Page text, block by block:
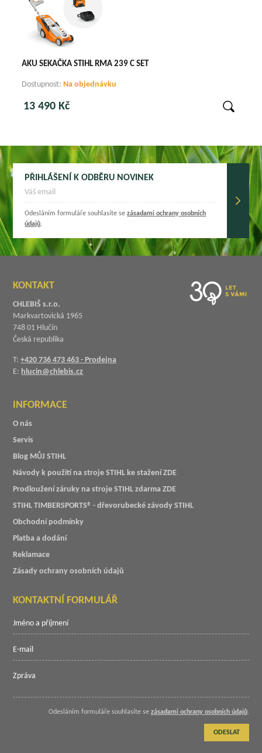
AKU SEKAČKA STIHL RMA 239 C SET
Dostupnost: Na objednávku
13 490 Kč
PŘIHLÁŠENÍ K ODBĚRU NOVINEK
Odesláním formuláře souhlasíte sezásadami ochrany osobních
údajů.
KONTAKT
CHLEBIŠ s.r.o.
Markvartovická 1965
748 01 Hlučín
Česká republika
T:+420 736 473 463 - Prodejna
E: hlucin@chlebis.cz
INFORMACE
O nás
Servis
Blog MŮJ STIHL
Návody k použití na stroje STIHL ke stažení ZDE
Prodloužení záruky na stroje STIHL zdarma ZDE
STIHL TIMBERSPORTS® - dřevorubecké závody STIHL
Obchodní podmínky
Platba a dodání
Reklamace
Zásady ochrany osobních údajů
KONTAKTNÍ FORMULÁŘ
Odesláním formuláře souhlasíte se zásadami ochrany osobních údajů.
ODESLAT